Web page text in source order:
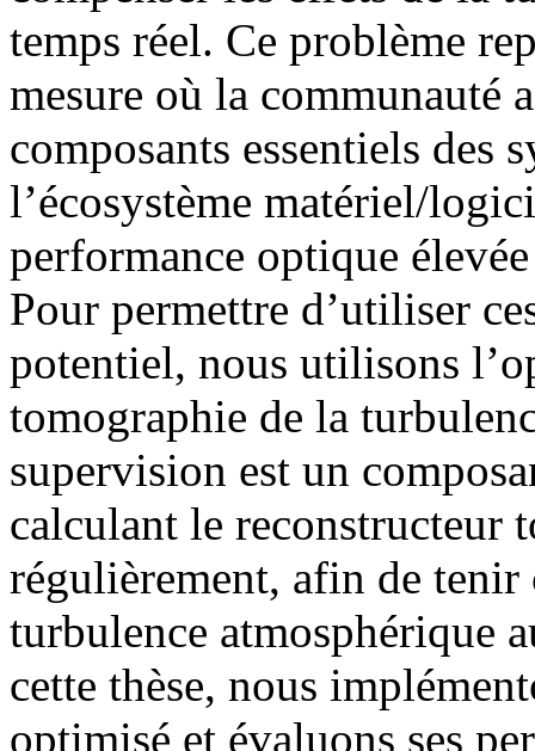
temps réel. Ce problème
mesure où la communauté
composants essentiels des
l’écosystème matériel/
performance optique
Pour permettre d’utiliser
potentiel, nous utilisons
tomographie de la
supervision est un
calculant le reconstructeur
régulièrement, afin de
turbulence atmosphérique
cette thèse, nous
optimisé et évaluons ses